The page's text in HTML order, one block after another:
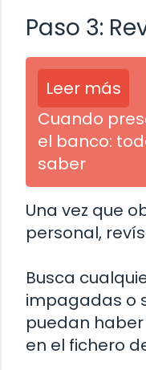
Paso 3:
Leer más
Cuando
el banco:
saber
Una vez que
personal,
Busca
impagadas o
puedan
en el fichero